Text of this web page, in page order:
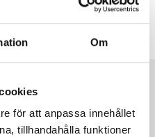
Om
för att anpassa innehållet
tillhandahålla funktioner